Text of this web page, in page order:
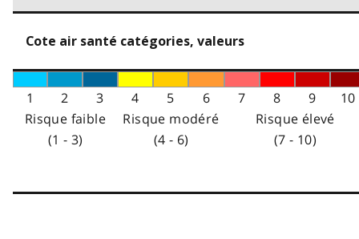
Cote air santé catégories, valeurs
1 2 3 4 5 6 7 8 9
10
Risque faible
(1 - 3)
Risque modéré
(4 - 6)
Risque élevé
(7 - 10)